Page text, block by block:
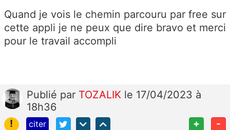
Quand je vois le chemin parcouru par free sur
cette appli je ne peux que dire bravo et merci
pour le travail accompli
Publié par TOZALIK le 17/04/2023 à
18h36
!
citer + -